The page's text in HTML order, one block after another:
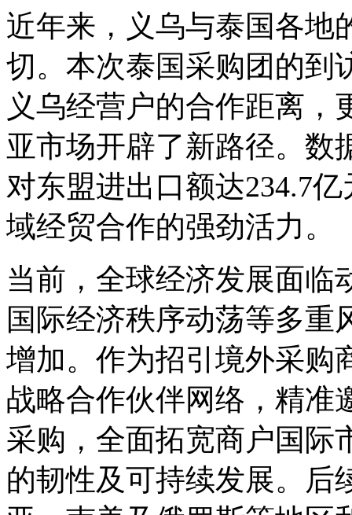
近年来，义乌与泰国各地
切。本次泰国采购团的到
义乌经营户的合作距离，
亚市场开辟了新路径。数
对东盟进出口额达234.7
域经贸合作的强劲活力。
当前，全球经济发展面临
国际经济秩序动荡等多重
增加。作为招引境外采购
战略合作伙伴网络，精准
采购，全面拓宽商户国际
的韧性及可持续发展。后